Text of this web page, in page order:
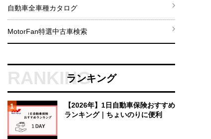
自動車全車種カタログ
MotorFan特選中古車検索
ランキング
1
【2026年】1日自動車保険おすすめ
ランキング｜ちょいのりに便利